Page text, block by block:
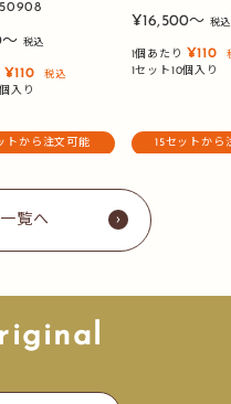
〜 税込
¥110 税込
入り
トから注文可能
販
価
¥16,500〜 税込
1個あたり ¥110
1セット10個入り
15セットから
覧へ